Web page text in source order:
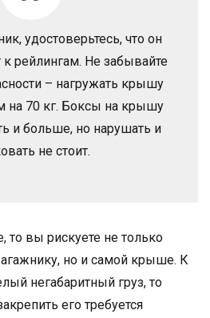
удостоверьтесь, что он
к рейлингам. Не забывайте
– нагружать крышу
на 70 кг. Боксы на крышу
и больше, но нарушать и
не стоит.
то вы рискуете не только
но и самой крыше. К
негабаритный груз, то
его требуется